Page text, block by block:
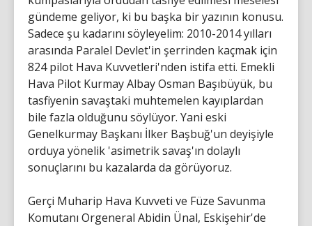
gündeme geliyor, ki bu başka bir yazının konusu.
Sadece şu kadarını söyleyelim: 2010-2014 yılları
arasında Paralel Devlet'in şerrinden kaçmak için
824 pilot Hava Kuvvetleri'nden istifa etti. Emekli
Hava Pilot Kurmay Albay Osman Başıbüyük, bu
tasfiyenin savaştaki muhtemelen kayıplardan
bile fazla olduğunu söylüyor. Yani eski
Genelkurmay Başkanı İlker Başbuğ'un deyişiyle
orduya yönelik 'asimetrik savaş'ın dolaylı
sonuçlarını bu kazalarda da görüyoruz.
Gerçi Muharip Hava Kuvveti ve Füze Savunma
Komutanı Orgeneral Abidin Ünal, Eskişehir'de